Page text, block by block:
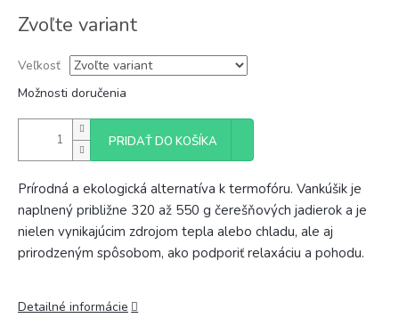
cena:
Zvoľte variant
Veľkosť
Možnosti doručenia
PRIDAŤ DO KOŠÍKA
Prírodná a ekologická alternatíva k termofóru. Vankúšik je
naplnený približne 320 až 550 g čerešňových jadierok a je
nielen vynikajúcim zdrojom tepla alebo chladu, ale aj
prirodzeným spôsobom, ako podporiť relaxáciu a pohodu.
Detailné informácie